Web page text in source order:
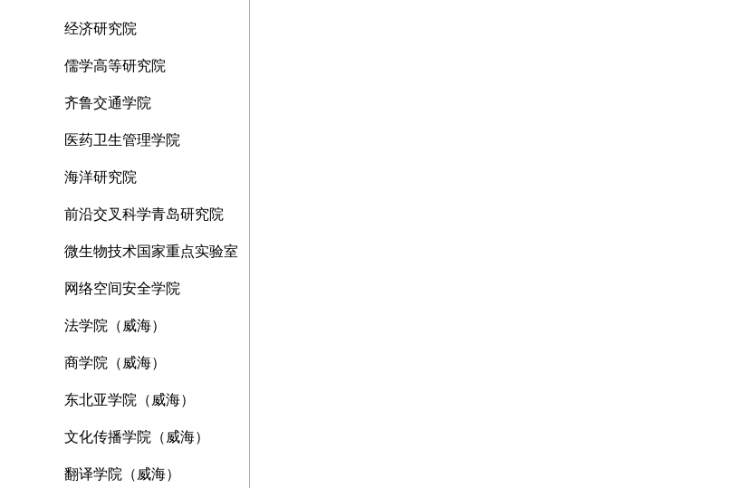
经济研究院
儒学高等研究院
齐鲁交通学院
医药卫生管理学院
海洋研究院
前沿交叉科学青岛研究院
微生物技术国家重点实验室
网络空间安全学院
法学院（威海）
商学院（威海）
东北亚学院（威海）
文化传播学院（威海）
翻译学院（威海）